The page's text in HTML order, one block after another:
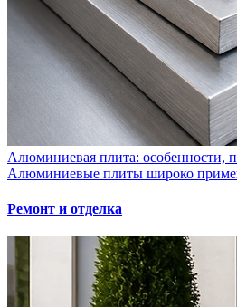
Алюминиевая плита: особенности,
Алюминиевые плиты широко
Ремонт и отделка